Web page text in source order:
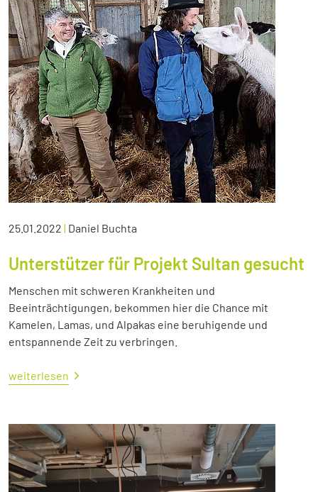
25.01.2022 | Daniel Buchta
Unterstützer für Projekt Sultan gesucht
Menschen mit schweren Krankheiten und
Beeinträchtigungen, bekommen hier die Chance mit
Kamelen, Lamas, und Alpakas eine beruhigende und
entspannende Zeit zu verbringen.
weiterlesen